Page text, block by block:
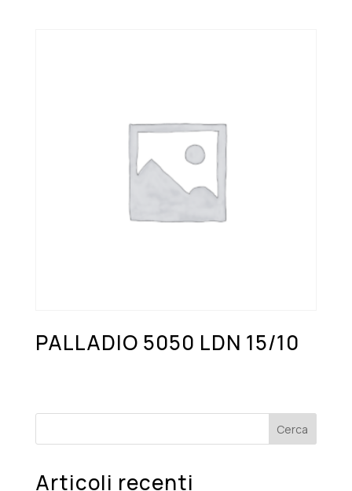
PALLADIO 5050 LDN 15/10
Cerca
Articoli recenti